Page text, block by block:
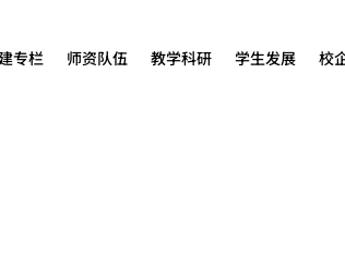
专栏 师资队伍 教学科研 学生发展 校